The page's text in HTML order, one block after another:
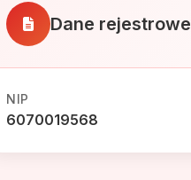
Dane rejestrowe
NIP
6070019568